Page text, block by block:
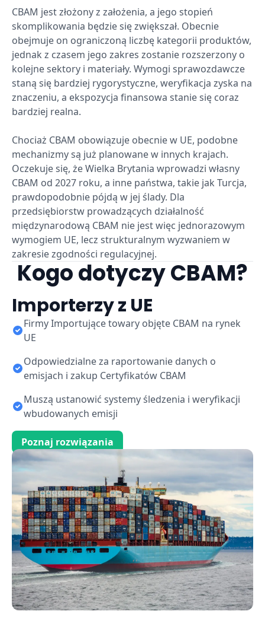
CBAM jest złożony z założenia, a jego stopień
skomplikowania będzie się zwiększał. Obecnie
obejmuje on ograniczoną liczbę kategorii produktów,
jednak z czasem jego zakres zostanie rozszerzony o
kolejne sektory i materiały. Wymogi sprawozdawcze
staną się bardziej rygorystyczne, weryfikacja zyska na
znaczeniu, a ekspozycja finansowa stanie się coraz
bardziej realna.
Chociaż CBAM obowiązuje obecnie w UE, podobne
mechanizmy są już planowane w innych krajach.
Oczekuje się, że Wielka Brytania wprowadzi własny
CBAM od 2027 roku, a inne państwa, takie jak Turcja,
prawdopodobnie pójdą w jej ślady. Dla
przedsiębiorstw prowadzących działalność
międzynarodową CBAM nie jest więc jednorazowym
wymogiem UE, lecz strukturalnym wyzwaniem w
zakresie zgodności regulacyjnej.
Kogo dotyczy CBAM?
Importerzy z UE
Firmy Importujące towary objęte CBAM na rynek
UE
Odpowiedzialne za raportowanie danych o
emisjach i zakup Certyfikatów CBAM
Muszą ustanowić systemy śledzenia i weryfikacji
wbudowanych emisji
Poznaj rozwiązania